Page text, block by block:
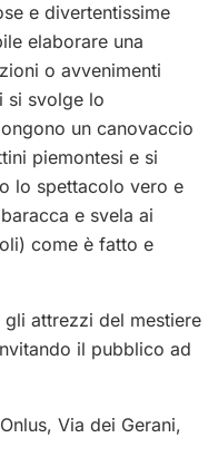
e divertentissime
elaborare una
o avvenimenti
si svolge lo
un canovaccio
piemontesi e si
lo spettacolo vero e
e svela ai
come è fatto e
attrezzi del mestiere
il pubblico ad
Via dei Gerani,